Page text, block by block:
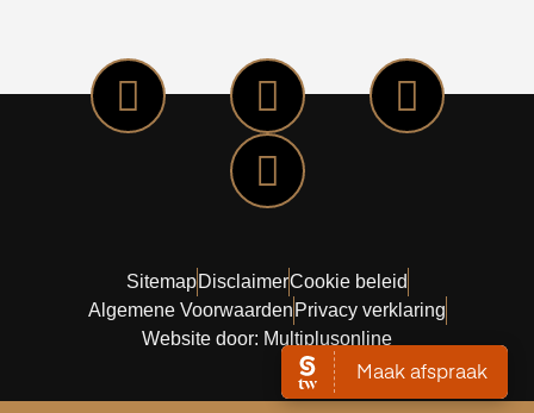
Sitemap DisclaimerCookie beleid
Algemene Voorwaarden Privacy verklaring
Website door: Multiplusonline